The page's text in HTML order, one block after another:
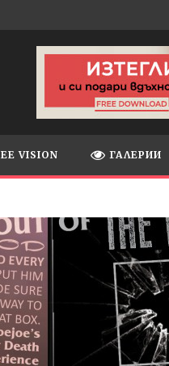
VISION ГАЛЕРИИ